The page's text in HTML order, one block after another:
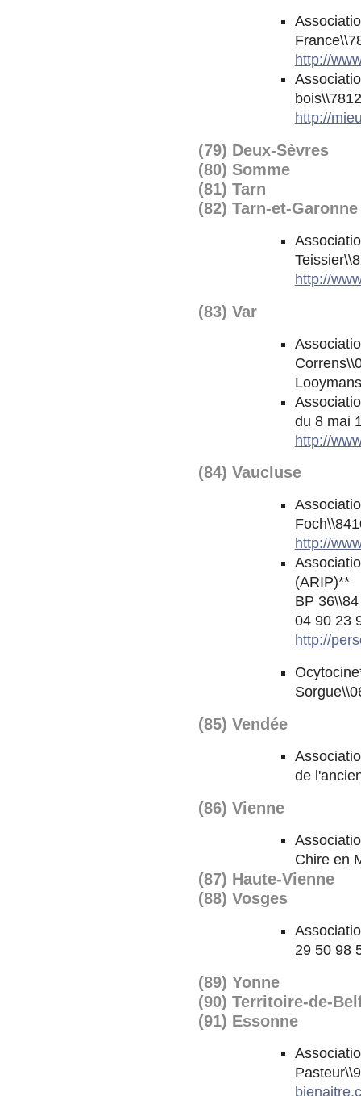
http://
http://
(79) Deux-Sèvres
(80) Somme
(81) Tarn
(82) Tarn-et-Garonne
http://
(83) Var
du 8 mai
http://
(84) Vaucluse
http://
(ARIP)**
BP
04 90 23
http://
(85) Vendée
de
(86) Vienne
Chire en
(87) Haute-Vienne
(88) Vosges
29 50 98
(89) Yonne
(90) Territoire-de-
(91) Essonne